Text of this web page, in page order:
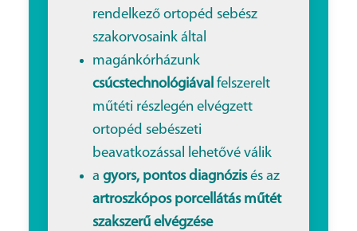
rendelkező ortopéd sebész
szakorvosaink által
magánkórházunk
csúcstechnológiával felszerelt
műtéti részlegén elvégzett
ortopéd sebészeti
beavatkozással lehetővé válik
a gyors, pontos diagnózisés az
artroszkópos porcellátás műtét
szakszerű elvégzése